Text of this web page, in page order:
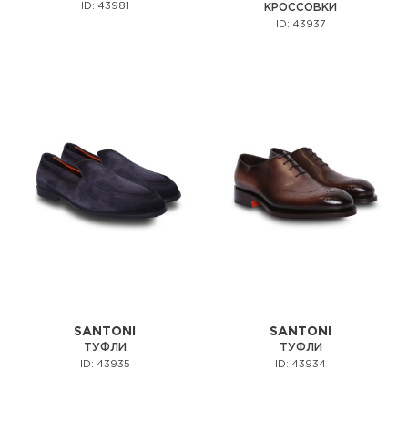
ID: 43981 КРОССОВКИ
ID: 43937
SANTONI
ТУФЛИ
ID: 43935
SANTONI
ТУФЛИ
ID: 43934